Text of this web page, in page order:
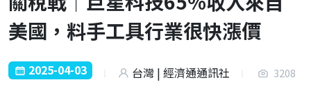
美國，料手工具行業很快漲價
2025-04-03 台灣 | 經濟通通訊社 3208